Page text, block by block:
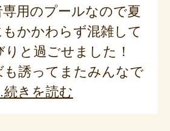
用のプールなので夏
かかわらず混雑して
と過ごせました！
も誘ってまたみんなで
続きを読む